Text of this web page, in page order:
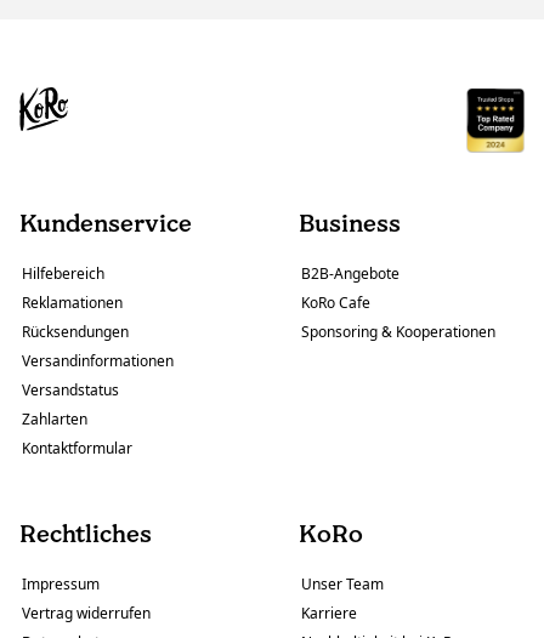
Kundenservice
Hilfebereich
Reklamationen
Rücksendungen
Versandinformationen
Versandstatus
Zahlarten
Kontaktformular
Business
B2B-Angebote
KoRo Cafe
Sponsoring & Kooperationen
Rechtliches
Impressum
Vertrag widerrufen
KoRo
Unser Team
Karriere